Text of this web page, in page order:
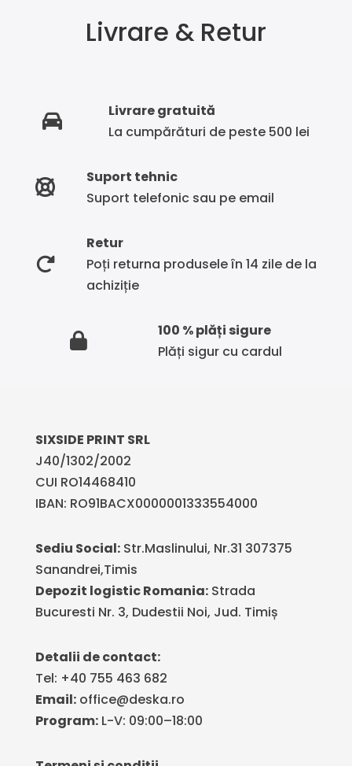
Livrare & Retur
Livrare gratuită
La cumpărături de peste 500 lei
Suport tehnic
Suport telefonic sau pe email
Retur
Poți returna produsele în 14 zile de la
achiziție
100 % plăți sigure
Plăți sigur cu cardul
SIXSIDE PRINT SRL
J40/1302/2002
CUI RO14468410
IBAN: RO91BACX0000001333554000
Sediu Social:Str.Maslinului, Nr.31 307375
Sanandrei,Timis
Depozit logistic Romania:Strada
Bucuresti Nr. 3, Dudestii Noi, Jud. Timiș
Detalii de contact:
Tel: +40 755 463 682
Email:office@deska.ro
Program:L-V: 09:00–18:00